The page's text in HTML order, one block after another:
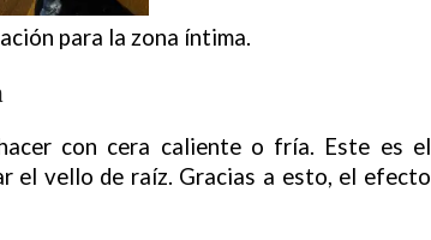
para la zona íntima.
con cera caliente o fría. Este es el
el vello de raíz. Gracias a esto, el efecto